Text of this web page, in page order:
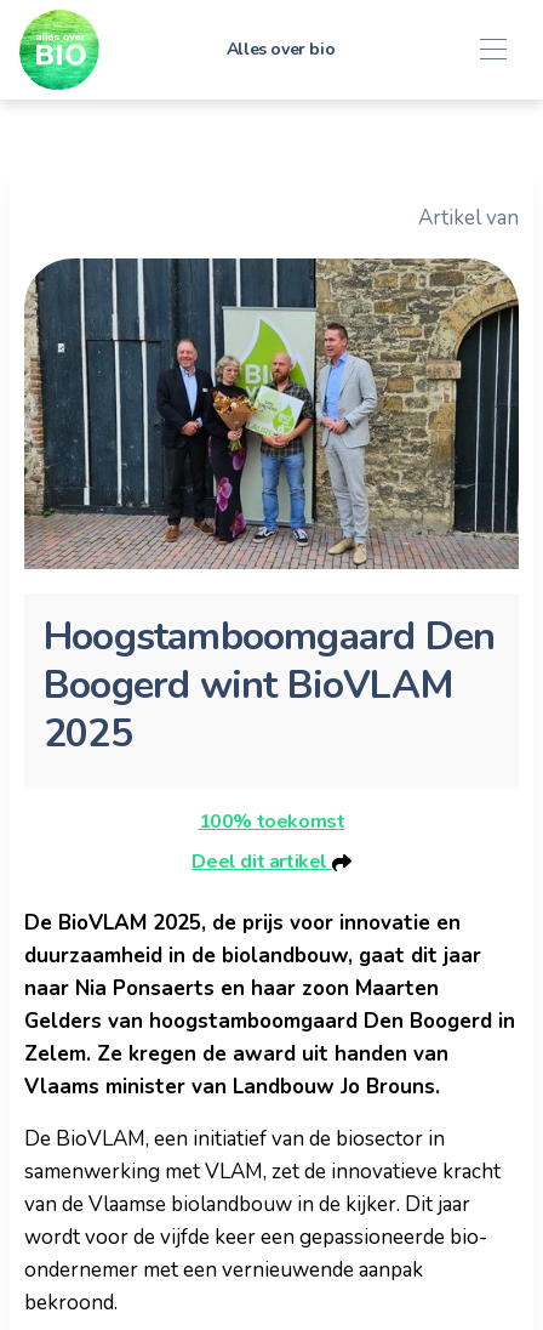
Alles over bio
Artikel van
Hoogstamboomgaard Den
Boogerd wint BioVLAM
2025
100% toekomst
Deel dit artikel
De BioVLAM 2025, de prijs voor innovatie en
duurzaamheid in de biolandbouw, gaat dit jaar
naar Nia Ponsaerts en haar zoon Maarten
Gelders van hoogstamboomgaard Den Boogerd in
Zelem. Ze kregen de award uit handen van
Vlaams minister van Landbouw Jo Brouns.
De BioVLAM, een initiatief van de biosector in
samenwerking met VLAM, zet de innovatieve kracht
van de Vlaamse biolandbouw in de kijker. Dit jaar
wordt voor de vijfde keer een gepassioneerde bio-
ondernemer met een vernieuwende aanpak
bekroond.